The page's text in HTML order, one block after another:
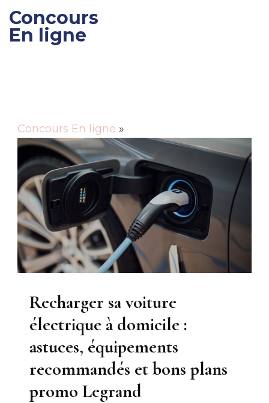
Concours
En ligne
Concours En ligne »
Recharger sa voiture
électrique à domicile :
astuces, équipements
recommandés et bons plans
promo Legrand